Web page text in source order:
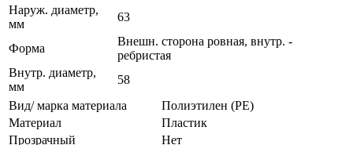
Наруж. диаметр,
мм
63
Форма
Внешн. сторона ровная, внутр. -
ребристая
Внутр. диаметр,
мм
58
Вид/ марка материала
Полиэтилен (PE)
Материал
Пластик
Прозрачный
Нет